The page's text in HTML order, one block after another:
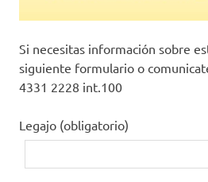
Si necesitas información sobre
siguiente formulario o
4331 2228 int.100
Legajo (obligatorio)